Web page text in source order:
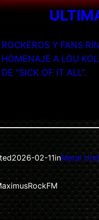
ROCKEROS Y FANS
HOMENAJE A LOU
DE “SICK OF IT ALL”.
2026-02-11inMetal